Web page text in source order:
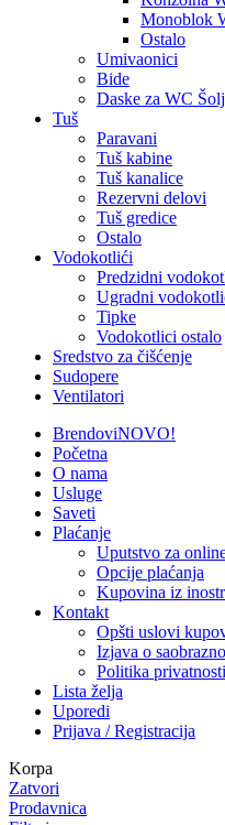
Monoblok
Ostalo
Umivaonici
Bide
Daske za WC
Tuš
Paravani
Tuš kabine
Tuš kanalice
Rezervni delovi
Tuš gredice
Ostalo
Vodokotlići
Predzidni
Ugradni
Tipke
Vodokotlici ostalo
Sredstvo za čišćenje
Sudopere
Ventilatori
BrendoviNOVO!
Početna
O nama
Usluge
Saveti
Plaćanje
Uputstvo za
Opcije plaćanja
Kupovina iz
Kontakt
Opšti uslovi
Izjava o
Politika privatnosti
Lista želja
Uporedi
Prijava / Registracija
Korpa
Zatvori
Prodavnica